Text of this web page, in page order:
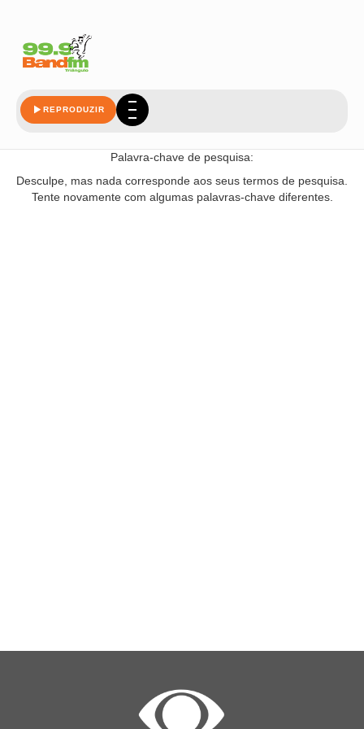
REPRODUZIR
Nada encontrado!
Palavra-chave de pesquisa:
Desculpe, mas nada corresponde aos seus termos de pesquisa.
Tente novamente com algumas palavras-chave diferentes.